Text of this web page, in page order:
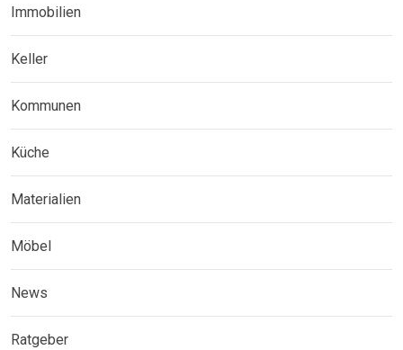
Immobilien
Keller
Kommunen
Küche
Materialien
Möbel
News
Ratgeber